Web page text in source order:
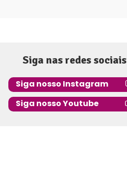
Siga nas redes sociais
Siga nosso Instagram
Siga nosso Youtube